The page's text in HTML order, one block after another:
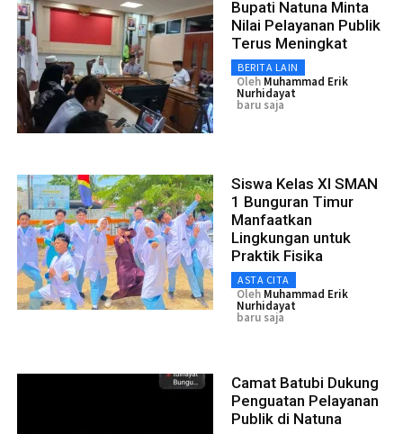
Bupati Natuna Minta
Nilai Pelayanan Publik
Terus Meningkat
BERITA LAIN
Oleh Muhammad Erik
Nurhidayat
baru saja
Siswa Kelas XI SMAN
1 Bunguran Timur
Manfaatkan
Lingkungan untuk
Praktik Fisika
ASTA CITA
Oleh Muhammad Erik
Nurhidayat
baru saja
Camat Batubi Dukung
Penguatan Pelayanan
Publik di Natuna